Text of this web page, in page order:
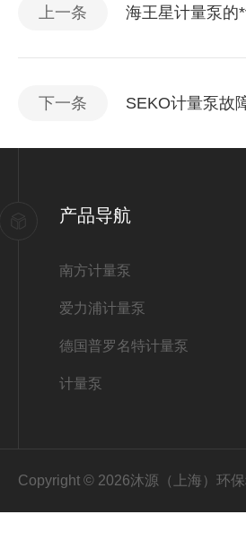
上一条 海王星计量泵的
下一条 SEKO计量泵故
产品导航
南方计量泵
爱力浦计量泵
德国普罗名特计量泵
计量泵
Copyright © 2026沐源（上海）环